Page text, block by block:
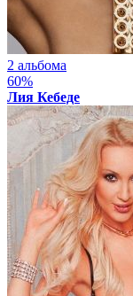
2 альбома
60%
Лия Кебеде